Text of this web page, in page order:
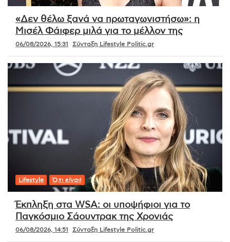
«Δεν θέλω ξανά να πρωταγωνιστήσω»: η
Μισέλ Φάιφερ μιλά για το μέλλον της
06/08/2026, 15:31 Σύνταξη Lifestyle Politic.gr
Lifestyle Ό,τι είναι!
Έκπληξη στα WSA: οι υποψήφιοι για το
Παγκόσμιο Σάουντρακ της Χρονιάς
06/08/2026, 14:51 Σύνταξη Lifestyle Politic.gr